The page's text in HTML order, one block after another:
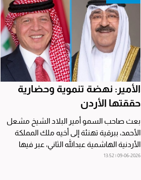
الأمير: نهضة تنموية وحضارية
حققتها الأردن
بعث صاحب السمو أمير البلاد الشيخ مشعل
الأحمد، ببرقية تهنئة إلى أخيه ملك المملكة
الأردنية الهاشمية عبدالله الثاني، عبر فيها
سموه عن بالغ...
09-06-2026 | 13:52